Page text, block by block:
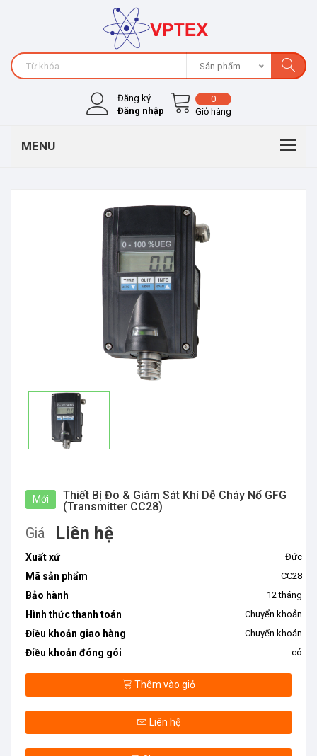
Sản phẩm
Đăng ký
Đăng nhập
0
Giỏ hàng
Mới
Thiết Bị Đo & Giám Sát Khí Dễ Cháy Nổ GFG
(Transmitter CC28)
Giá Liên hệ
Xuất xứ Đức
Mã sản phẩm CC28
Bảo hành 12 tháng
Hình thức thanh toán Chuyển khoản
Điều khoản giao hàng Chuyển khoản
Điều khoản đóng gói có
Thêm vào giỏ
Liên hệ